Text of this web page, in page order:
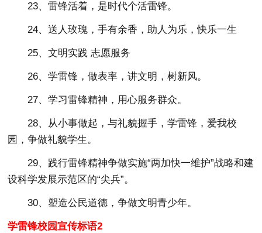
23、雷锋活着，是时代个活雷锋。
24、送人玫瑰，手有余香，助人为乐，快乐一生
25、文明实践 志愿服务
26、学雷锋，做表率，讲文明，树新风。
27、学习雷锋精神，用心服务群众。
28、从小事做起，与礼貌握手，学雷锋，爱我校
园，争做礼貌学生。
29、践行雷锋精神争做实施“两加快一维护”战略和建
设科学发展示范区的“尖兵”。
30、塑造公民道德，争做文明青少年。
学雷锋校园宣传标语2